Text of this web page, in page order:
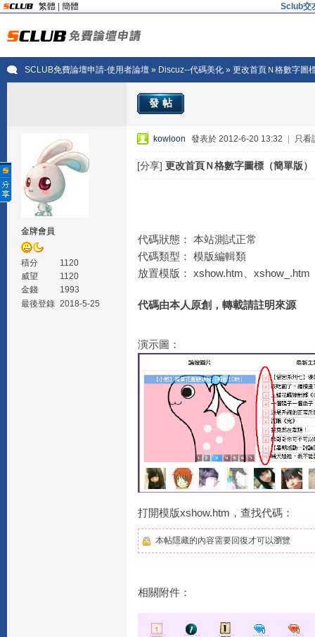
繁體 簡體 Sclub交
SCLUB免費論壇申請-使用者論壇» Discuz--代碼美化» 更改首頁Ｎ格數字圖
發帖
金牌會員
積分
1120
威望
1120
金錢
1993
最後登錄 2018-5-25
kowloon 發表於 2012-6-20 13:32 只看
[分享] 更改首頁Ｎ格數字圖標（簡單版）
代碼狀態： 本站測試正常
代碼類型： 模版編輯類
放置模版： xshow.htm、xshow_.htm
代碼由本人原創，轉載請註明來源
演示圖：
打開模版xshow.htm，查找代碼：
本帖隱藏的內容需要回復才可以瀏覽
相關附件：